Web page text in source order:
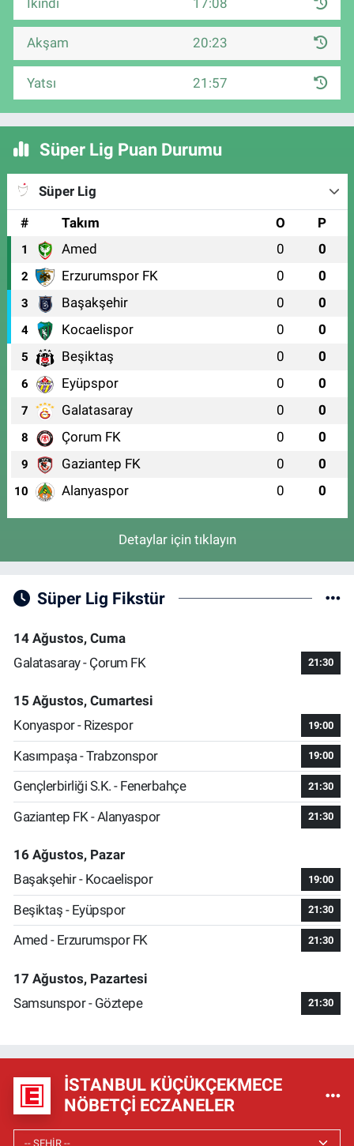
Akşam 20:23
Yatsı 21:57
Süper Lig Puan Durumu
Süper Lig
#
Takım O P
1 Amed 0 0
2 Erzurumspor FK 0 0
3 Başakşehir 0 0
4 Kocaelispor 0 0
5 Beşiktaş 0 0
6 Eyüpspor 0 0
7 Galatasaray 0 0
8 Çorum FK 0 0
9 Gaziantep FK 0 0
10 Alanyaspor 0 0
Detaylar için tıklayın
Süper Lig Fikstür
14 Ağustos, Cuma
Galatasaray - Çorum FK
21:30
15 Ağustos, Cumartesi
Konyaspor - Rizespor
19:00
Kasımpaşa - Trabzonspor 19:00
Gençlerbirliği S.K. - Fenerbahçe 21:30
Gaziantep FK - Alanyaspor 21:30
16 Ağustos, Pazar
Başakşehir - Kocaelispor
19:00
Beşiktaş - Eyüpspor 21:30
Amed - Erzurumspor FK 21:30
17 Ağustos, Pazartesi
Samsunspor - Göztepe
21:30
İSTANBUL KÜÇÜKÇEKMECE
NÖBETÇI ECZANELER